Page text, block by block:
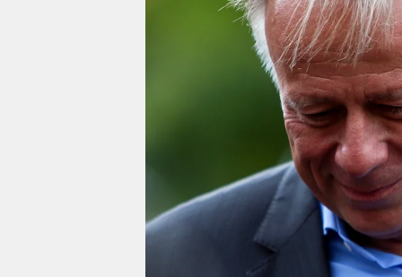
veranstaltungen
unterstützen
abo
genossenschaft